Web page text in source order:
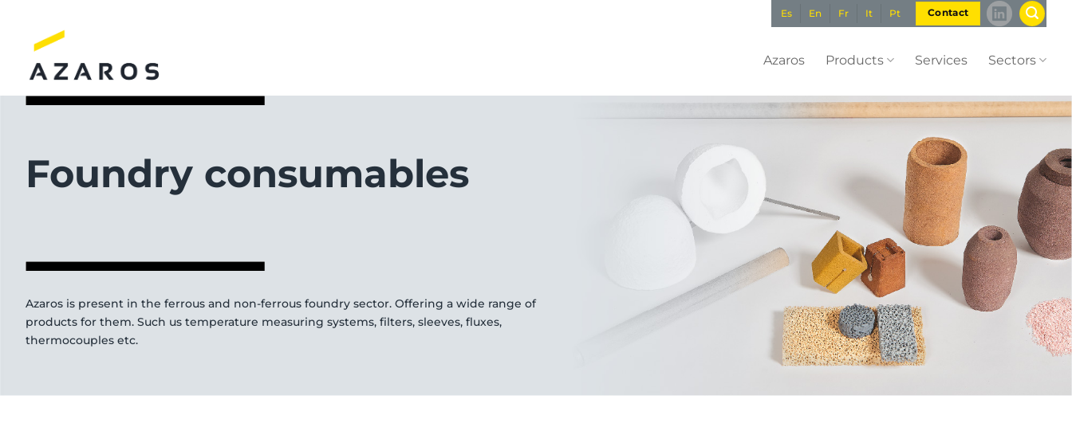
content
Es En Fr It Pt Contact
Azaros Products Services Sectors
Foundry consumables
Azaros is present in the ferrous and non-ferrous foundry sector. Offering a wide range of
products for them. Such us temperature measuring systems, filters, sleeves, fluxes,
thermocouples etc.